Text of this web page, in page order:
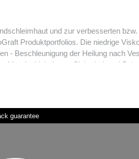
und zur verbesserten
Produktportfolios. Die niedrige
Sicherheit und
(sowie Osteogenese) für
der Produktion von
und führt zu einer geringeren
bei Actinobacillus
guarantee